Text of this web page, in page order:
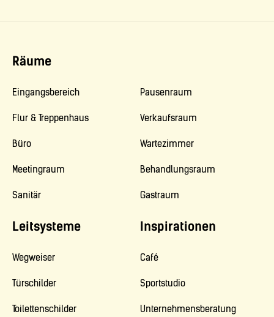
Räume
Leitsysteme Inspirationen
Eingangsbereich
Flur & Treppenhaus
Büro
Meetingraum
Sanitär
Pausenraum
Verkaufsraum
Wartezimmer
Behandlungsraum
Gastraum
Wegweiser
Türschilder
Toilettenschilder
Café
Sportstudio
Unternehmensberatung